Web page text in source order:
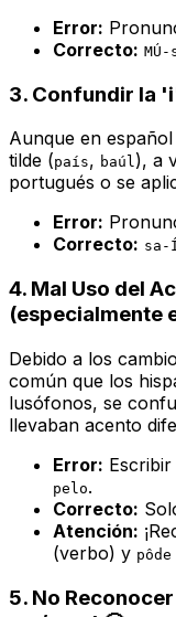
Error:
Correcto:
3. Confundir la
Aunque en español
tilde (país, baúl), a
portugués o se
Error:
Correcto: sa-
4. Mal Uso del
(especialmente
Debido a los
común que los
lusófonos, se
llevaban acento
Error: Escribir
pelo.
Correcto:
Atención:
(verbo) y pôde
5. No